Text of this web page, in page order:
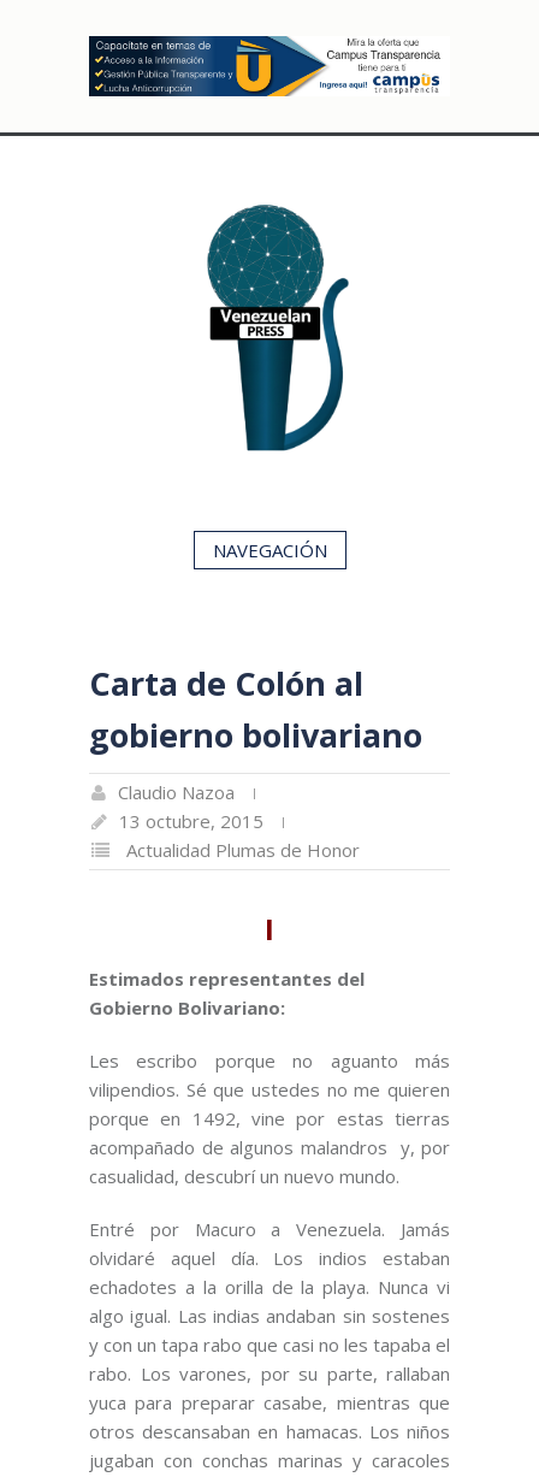
NAVEGACIÓN
Carta de Colón al
gobierno bolivariano
Claudio Nazoa
13 octubre, 2015
Actualidad Plumas de Honor
I
Estimados representantes del
Gobierno Bolivariano:
Les escribo porque no aguanto más
vilipendios. Sé que ustedes no me quieren
porque en 1492, vine por estas tierras
acompañado de algunos malandros y, por
casualidad, descubrí un nuevo mundo.
Entré por Macuro a Venezuela. Jamás
olvidaré aquel día. Los indios estaban
echadotes a la orilla de la playa. Nunca vi
algo igual. Las indias andaban sin sostenes
y con un tapa rabo que casi no les tapaba el
rabo. Los varones, por su parte, rallaban
yuca para preparar casabe, mientras que
otros descansaban en hamacas. Los niños
jugaban con conchas marinas y caracoles